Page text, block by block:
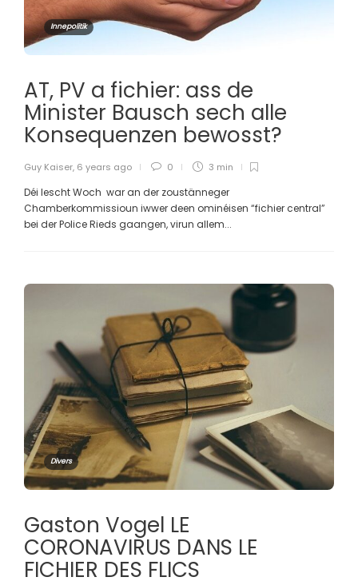
Innepolitik
AT, PV a fichier: ass de
Minister Bausch sech alle
Konsequenzen bewosst?
Guy Kaiser, 6 years ago 0 3 min
Déi lescht Woch war an der zoustänneger
Chamberkommissioun iwwer deen ominéisen “fichier central”
bei der Police Rieds gaangen, virun allem...
Divers
Gaston Vogel LE
CORONAVIRUS DANS LE
FICHIER DES FLICS